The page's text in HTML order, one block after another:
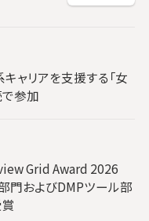
ャリアを支援する「女
参加
Grid Award 2026
門およびDMPツール部